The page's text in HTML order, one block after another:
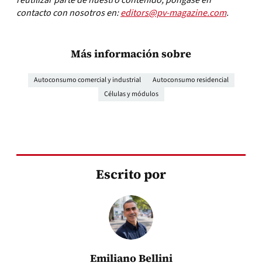
contacto con nosotros en:editors@pv-magazine.com.
Más información sobre
Autoconsumo comercial y industrial
Autoconsumo residencial
Células y módulos
Escrito por
Emiliano Bellini